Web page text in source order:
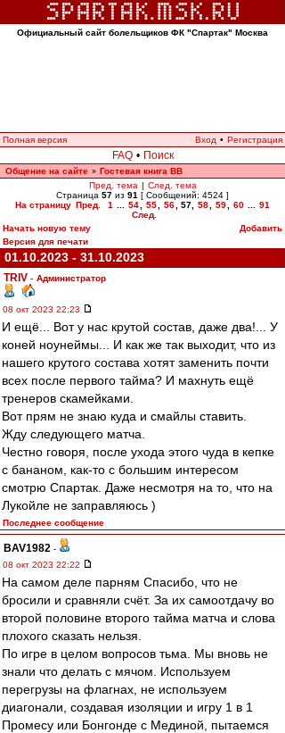
Официальный сайт болельщиков ФК "Спартак" Москва
Полная версия Вход • Регистрация
FAQ • Поиск
Общение на сайте » Гостевая книга ВВ
Пред. тема | След. тема
Страница 57 из 91 [ Сообщений: 4524 ]
На страницу Пред. 1 54 55 56 57 58 59 60
91
След.
Начать новую тему
Добавить
Версия для печати
01.10.2023 - 31.10.2023
TRIV - Администратор
08 окт 2023 22:23
И ещё... Вот у нас крутой состав, даже два!... У
коней ноунеймы... И как же так выходит, что из
нашего крутого состава хотят заменить почти
всех после первого тайма? И махнуть ещё
тренеров скамейками.
Вот прям не знаю куда и смайлы ставить.
Жду следующего матча.
Честно говоря, после ухода этого чуда в кепке
с бананом, как-то с большим интересом
смотрю Спартак. Даже несмотря на то, что на
Лукойле не заправляюсь )
Последнее сообщение
BAV1982 -
08 окт 2023 22:22
На самом деле парням Спасибо, что не
бросили и сравняли счёт. За их самоотдачу во
второй половине второго тайма матча и слова
плохого сказать нельзя.
По игре в целом вопросов тьма. Мы вновь не
знали что делать с мячом. Используем
перегрузы на флагнах, не используем
диагонали, создавая изоляции и игру 1 в 1
Промесу или Бонгонде с Мединой, пытаемся